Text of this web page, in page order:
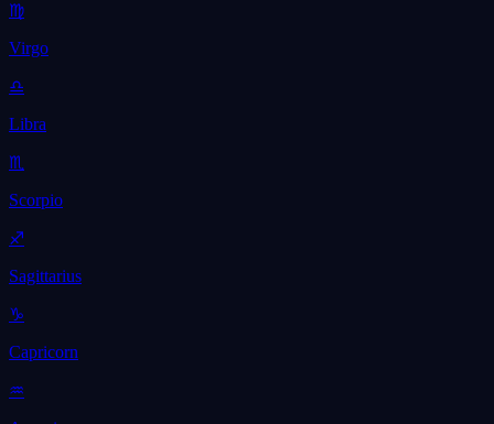
♍
Virgo
♎
Libra
♏
Scorpio
♐
Sagittarius
♑
Capricorn
♒